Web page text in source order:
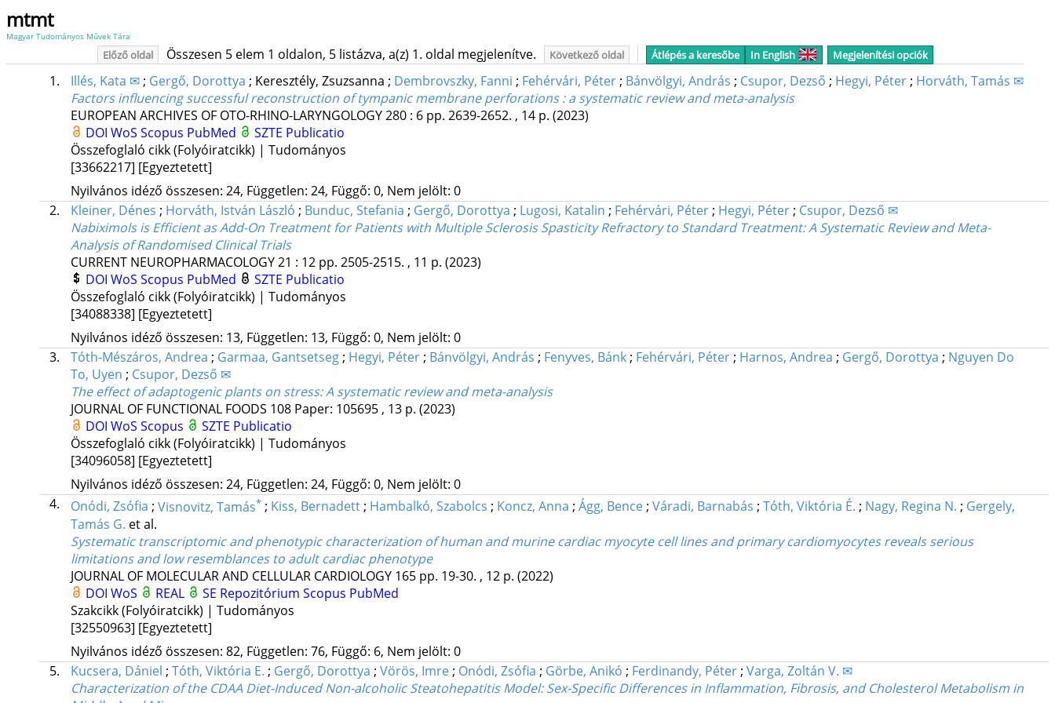
mtmt
Magyar Tudományos Művek Tára
Előző oldal Összesen 5 elem 1 oldalon, 5 listázva, a(z) 1. oldal megjelenítve. Következő oldal Átlépés a keresőbe In English Megjelenítési opciók
1. Illés, Kata ✉; Gergő, Dorottya ; Keresztély, Zsuzsanna ; Dembrovszky, Fanni ; Fehérvári, Péter; Bánvölgyi, András ; Csupor, Dezső ; Hegyi, Péter; Horváth, Tamás ✉
Factors influencing successful reconstruction of tympanic membrane perforations : a systematic review and meta-analysis
EUROPEAN ARCHIVES OF OTO-RHINO-LARYNGOLOGY280: 6 pp. 2639-2652. , 14 p. (2023)
DOI WoS Scopus PubMed
SZTE Publicatio
Összefoglaló cikk (Folyóiratcikk) | Tudományos
[33662217] [Egyeztetett]
Nyilvános idéző összesen: 24, Független: 24, Függő: 0, Nem jelölt: 0
2.
Kleiner, Dénes ; Horváth, István László ; Bunduc, Stefania ; Gergő, Dorottya ; Lugosi, Katalin ; Fehérvári, Péter; Hegyi, Péter; Csupor, Dezső ✉
Nabiximols is Efficient as Add-On Treatment for Patients with Multiple Sclerosis Spasticity Refractory to Standard Treatment: A Systematic Review and Meta-
Analysis of Randomised Clinical Trials
CURRENT NEUROPHARMACOLOGY21 : 12 pp. 2505-2515. , 11 p. (2023)
DOI WoS Scopus PubMed
SZTE Publicatio
Összefoglaló cikk (Folyóiratcikk) | Tudományos
[34088338] [Egyeztetett]
Nyilvános idéző összesen: 13, Független: 13, Függő: 0, Nem jelölt: 0
3.
Tóth-Mészáros, Andrea ; Garmaa, Gantsetseg; Hegyi, Péter; Bánvölgyi, András ; Fenyves, Bánk; Fehérvári, Péter; Harnos, Andrea ; Gergő, Dorottya ; Nguyen Do
To, Uyen ; Csupor, Dezső ✉
The effect of adaptogenic plants on stress: A systematic review and meta-analysis
JOURNAL OF FUNCTIONAL FOODS 108 Paper: 105695 , 13 p. (2023)
DOI WoS Scopus
SZTE Publicatio
Összefoglaló cikk (Folyóiratcikk) | Tudományos
[34096058] [Egyeztetett]
Nyilvános idéző összesen: 24, Független: 24, Függő: 0, Nem jelölt: 0
4.
Onódi, Zsófia ; Visnovitz, Tamás* ; Kiss, Bernadett; Hambalkó, Szabolcs ; Koncz, Anna ; Ágg, Bence; Váradi, Barnabás ; Tóth, Viktória É. ; Nagy, Regina N. ; Gergely,
Tamás G. et al.
Systematic transcriptomic and phenotypic characterization of human and murine cardiac myocyte cell lines and primary cardiomyocytes reveals serious
limitations and low resemblances to adult cardiac phenotype
JOURNAL OF MOLECULAR AND CELLULAR CARDIOLOGY 165 pp. 19-30. , 12 p. (2022)
DOI WoS REAL SE Repozitórium Scopus PubMed
Szakcikk (Folyóiratcikk) | Tudományos
[32550963] [Egyeztetett]
Nyilvános idéző összesen: 82, Független: 76, Függő: 6, Nem jelölt: 0
5.
Kucsera, Dániel ; Tóth, Viktória E. ; Gergő, Dorottya ; Vörös, Imre ; Onódi, Zsófia ; Görbe, Anikó ; Ferdinandy, Péter ; Varga, Zoltán V. ✉
Characterization of the CDAA Diet-Induced Non-alcoholic Steatohepatitis Model: Sex-Specific Differences in Inflammation, Fibrosis, and Cholesterol Metabolism in